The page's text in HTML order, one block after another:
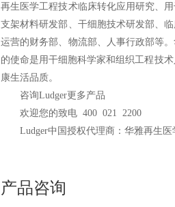
再生医学工程技术临床转化应用研究、
支架材料研发部、干细胞技术研发部、
运营的财务部、物流部、人事行政部等
的使命是用干细胞科学家和组织工程技
康生活品质。
咨询Ludger更多产品
欢迎您的致电 400 021
Ludger中国授权代理商：华雅再生
产品咨询